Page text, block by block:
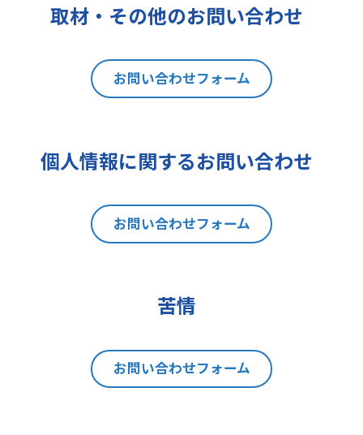
は、後述の消費者相談・苦情窓口に
本手続きにあたり、貴方がご本人で
あることを確認させて頂きますこと
をご了承下さい。
ご提出頂く個人情報について、開示
利を有します。
(1)取扱いの制限を要求する権利
(4)同意を撤回する権利
(5)GDPRの監督機関に不服を申し立
8 個人情報提出の任意性及び当該
情報を与えなかった場合に本人に生
取材・その他のお問い合わせ
お問い合わせフォーム
個人情報に関するお問い合わせ
お問い合わせフォーム
苦情
お問い合わせフォーム